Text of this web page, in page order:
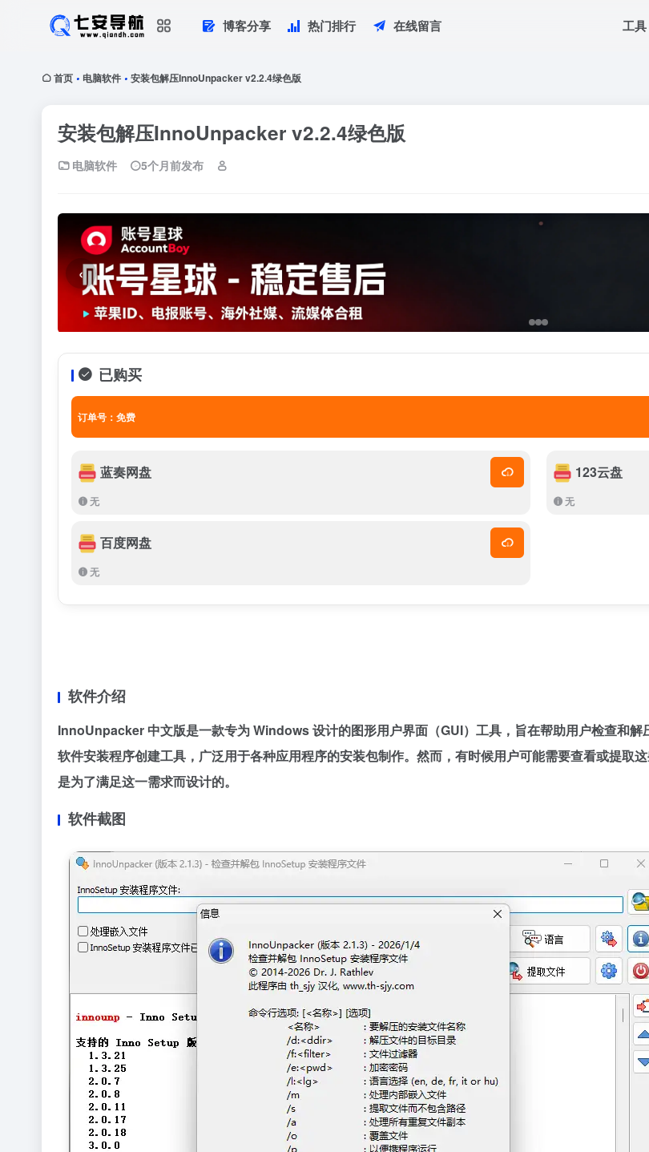
博客分享 热门排行 在线留言 工具
首页 • 电脑软件 • 安装包解压InnoUnpacker v2.2.4绿色版
安装包解压InnoUnpacker v2.2.4绿色版
电脑软件 5个月前发布
‹
已购买
订单号：免费
蓝奏网盘
无
123云盘
无
百度网盘
无
软件介绍
InnoUnpacker 中文版是一款专为 Windows 设计的图形用户界面（GUI）工具，旨在帮助用户检查和
软件安装程序创建工具，广泛用于各种应用程序的安装包制作。然而，有时候用户可能需要查看或提
是为了满足这一需求而设计的。
软件截图